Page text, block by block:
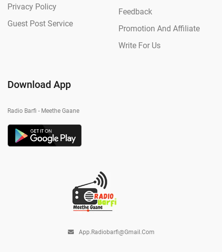
Privacy Policy
Guest Post Service
Feedback
Promotion And Affiliate
Write For Us
Download App
Radio Barfi - Meethe Gaane
App.radiobarfi@gmail.com